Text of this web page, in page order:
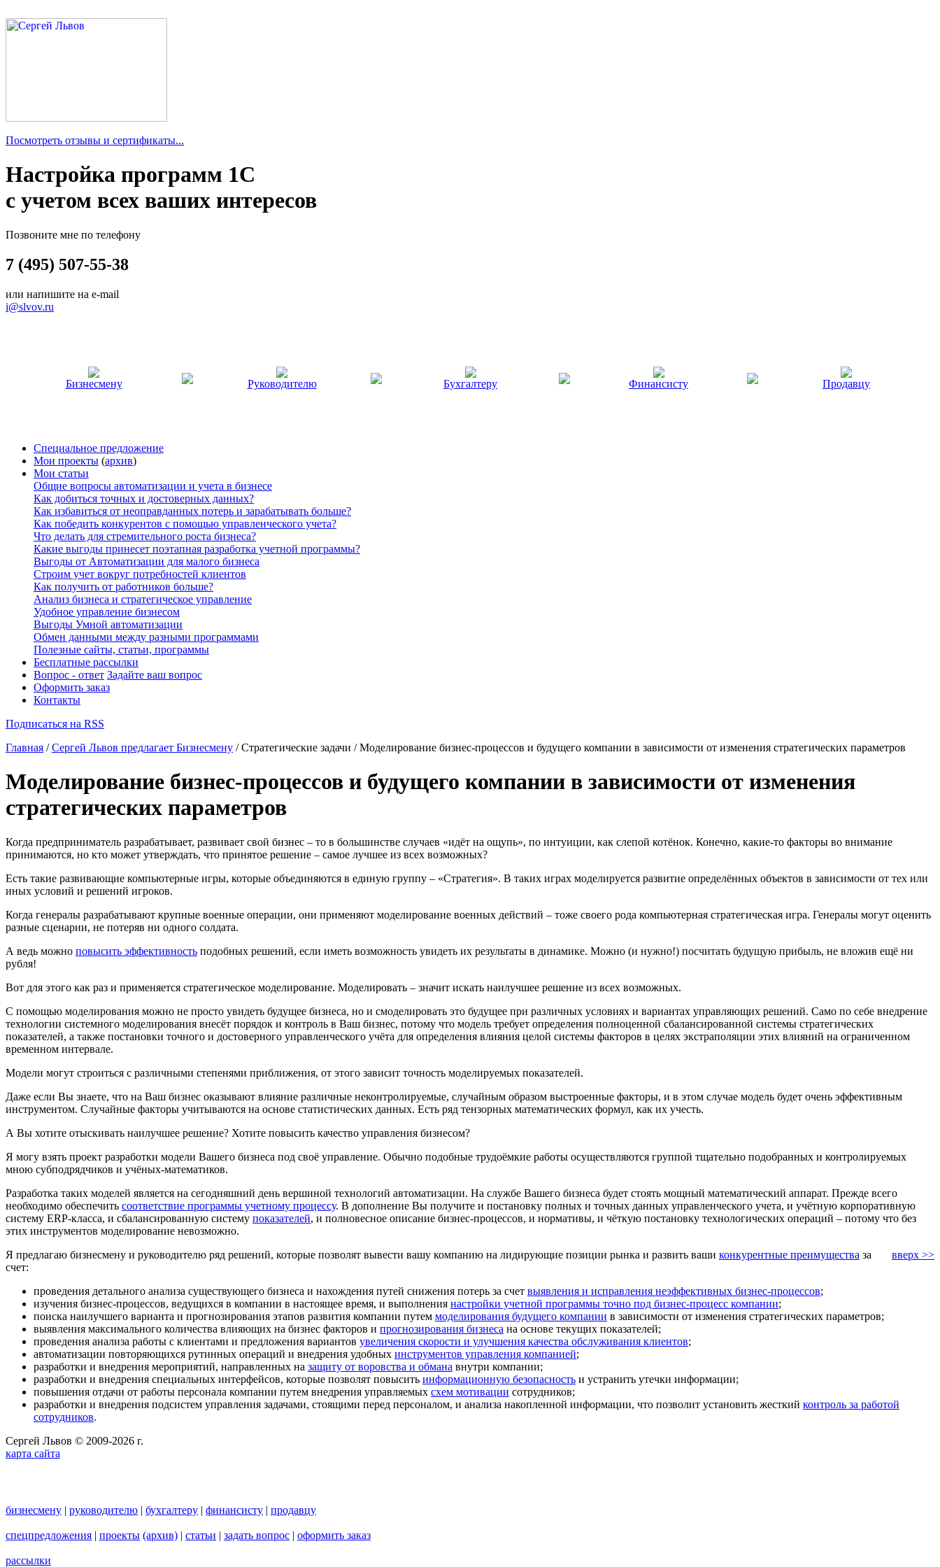
Посмотреть отзывы и сертификаты...
Настройка программ 1С
с учетом всех ваших интересов
Позвоните мне по телефону
7 (495) 507-55-38
или напишите на e-mail
i@slvov.ru
Бизнесмену Руководителю Бухгалтеру Финансисту Продавцу
Специальное предложение
Мои проекты (архив)
Мои статьи
Общие вопросы автоматизации и учета в бизнесе
Как добиться точных и достоверных данных?
Как избавиться от неоправданных потерь и зарабатывать больше?
Как победить конкурентов с помощью управленческого учета?
Что делать для стремительного роста бизнеса?
Какие выгоды принесет поэтапная разработка учетной программы?
Выгоды от Автоматизации для малого бизнеса
Строим учет вокруг потребностей клиентов
Как получить от работников больше?
Анализ бизнеса и стратегическое управление
Удобное управление бизнесом
Выгоды Умной автоматизации
Обмен данными между разными программами
Полезные сайты, статьи, программы
Бесплатные рассылки
Вопрос - ответ Задайте ваш вопрос
Оформить заказ
Контакты
Подписаться на RSS
Главная /Сергей Львов предлагает Бизнесмену / Стратегические задачи / Моделирование бизнес-процессов и будущего компании в зависимости от изменения стратегических параметров
Моделирование бизнес-процессов и будущего компании в зависимости от изменения
стратегических параметров
Когда предприниматель разрабатывает, развивает свой бизнес – то в большинстве случаев «идёт на ощупь», по интуиции, как слепой котёнок. Конечно, какие-то факторы во внимание
принимаются, но кто может утверждать, что принятое решение – самое лучшее из всех возможных?
Есть такие развивающие компьютерные игры, которые объединяются в единую группу – «Стратегия». В таких играх моделируется развитие определённых объектов в зависимости от тех или
иных условий и решений игроков.
Когда генералы разрабатывают крупные военные операции, они применяют моделирование военных действий – тоже своего рода компьютерная стратегическая игра. Генералы могут оценить
разные сценарии, не потеряв ни одного солдата.
А ведь можно повысить эффективность подобных решений, если иметь возможность увидеть их результаты в динамике. Можно (и нужно!) посчитать будущую прибыль, не вложив ещё ни
рубля!
Вот для этого как раз и применяется стратегическое моделирование. Моделировать – значит искать наилучшее решение из всех возможных.
С помощью моделирования можно не просто увидеть будущее бизнеса, но и смоделировать это будущее при различных условиях и вариантах управляющих решений. Само по себе внедрение
технологии системного моделирования внесёт порядок и контроль в Ваш бизнес, потому что модель требует определения полноценной сбалансированной системы стратегических
показателей, а также постановки точного и достоверного управленческого учёта для определения влияния целой системы факторов в целях экстраполяции этих влияний на ограниченном
временном интервале.
Модели могут строиться с различными степенями приближения, от этого зависит точность моделируемых показателей.
Даже если Вы знаете, что на Ваш бизнес оказывают влияние различные неконтролируемые, случайным образом выстроенные факторы, и в этом случае модель будет очень эффективным
инструментом. Случайные факторы учитываются на основе статистических данных. Есть ряд тензорных математических формул, как их учесть.
А Вы хотите отыскивать наилучшее решение? Хотите повысить качество управления бизнесом?
Я могу взять проект разработки модели Вашего бизнеса под своё управление. Обычно подобные трудоёмкие работы осуществляются группой тщательно подобранных и контролируемых
мною субподрядчиков и учёных-математиков.
Разработка таких моделей является на сегодняшний день вершиной технологий автоматизации. На службе Вашего бизнеса будет стоять мощный математический аппарат. Прежде всего
необходимо обеспечить соответствие программы учетному процессу. В дополнение Вы получите и постановку полных и точных данных управленческого учета, и учётную корпоративную
систему ERP-класса, и сбалансированную систему показателей, и полновесное описание бизнес-процессов, и нормативы, и чёткую постановку технологических операций – потому что без
этих инструментов моделирование невозможно.
вверх >>
Я предлагаю бизнесмену и руководителю ряд решений, которые позволят вывести вашу компанию на лидирующие позиции рынка и развить ваши конкурентные преимущества за
счет:
проведения детального анализа существующего бизнеса и нахождения путей снижения потерь за счет выявления и исправления неэффективных бизнес-процессов;
изучения бизнес-процессов, ведущихся в компании в настоящее время, и выполнения настройки учетной программы точно под бизнес-процесс компании;
поиска наилучшего варианта и прогнозирования этапов развития компании путем моделирования будущего компании в зависимости от изменения стратегических параметров;
выявления максимального количества влияющих на бизнес факторов и прогнозирования бизнеса на основе текущих показателей;
проведения анализа работы с клиентами и предложения вариантов увеличения скорости и улучшения качества обслуживания клиентов;
автоматизации повторяющихся рутинных операций и внедрения удобных инструментов управления компанией;
разработки и внедрения мероприятий, направленных на защиту от воровства и обмана внутри компании;
разработки и внедрения специальных интерфейсов, которые позволят повысить информационную безопасность и устранить утечки информации;
повышения отдачи от работы персонала компании путем внедрения управляемых схем мотивации сотрудников;
разработки и внедрения подсистем управления задачами, стоящими перед персоналом, и анализа накопленной информации, что позволит установить жесткий контроль за работой
сотрудников.
Сергей Львов © 2009-2026 г.
карта сайта
бизнесмену | руководителю | бухгалтеру | финансисту | продавцу
спецпредложения | проекты (архив) | статьи | задать вопрос | оформить заказ
рассылки